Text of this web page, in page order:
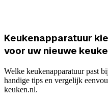
Keukenapparatuur
voor uw nieuwe
Welke keukenapparatuur past
handige tips en vergelijk
keuken.nl.